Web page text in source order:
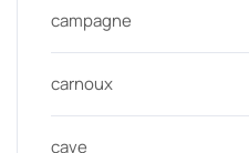
campagne
carnoux
cave